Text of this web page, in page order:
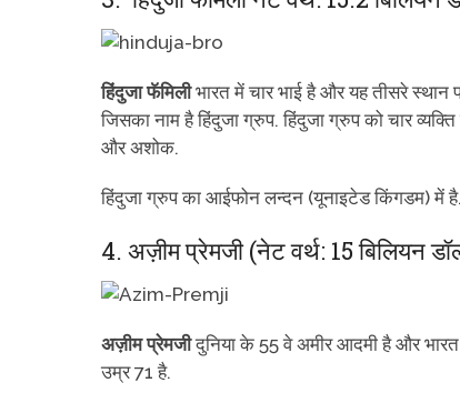
हिंदुजा फॅमिलीभारत में चार भाई है और यह तीसरे
जिसका नाम है हिंदुजा ग्रुप. हिंदुजा ग्रुप को चार
और अशोक.
हिंदुजा ग्रुप का आईफोन लन्दन (यूनाइटेड किंगडम) में है.
4. अज़ीम प्रेमजी (नेट वर्थ: 15 बिलियन
अज़ीम प्रेमजीदुनिया के 55 वे अमीर आदमी है और
उम्र 71 है.